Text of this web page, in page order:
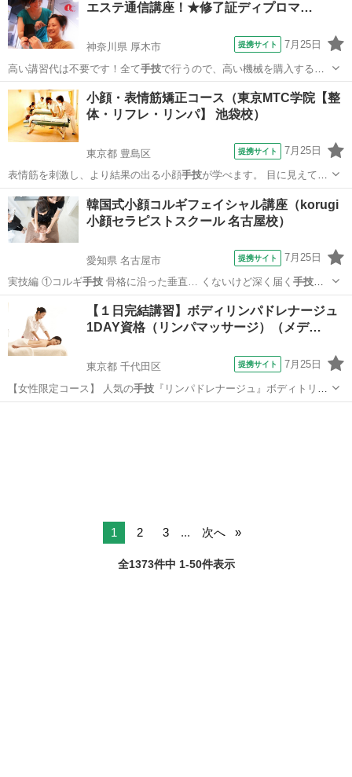
躍できる理論等がトータルに学べます！...
エステ通信講座！★修了証ディプロマ…
神奈川県 厚木市 提携サイト 7月25日
高い講習代は不要です！全て手技で行うので、高い機械を購入する必
要は一…
神奈川 厚木市 エステ
小顔・表情筋矯正コース（東京MTC学院【整
体・リフレ・リンパ】 池袋校）
東京都 豊島区 提携サイト 7月25日
表情筋を刺激し、より結果の出る小顔手技が学べます。 目に見えて差
が出る「リフ…
東京 豊島区 マッサージ
韓国式小顔コルギフェイシャル講座（korugi
小顔セラピストスクール 名古屋校）
愛知県 名古屋市 提携サイト 7月25日
実技編 ①コルギ手技骨格に沿った垂直… くないけど深く届く 手技
指・関節・手根な…
名古屋市 エステ
【１日完結講習】ボディリンパドレナージュ
1DAY資格（リンパマッサージ）（メデ…
東京都 千代田区 提携サイト 7月25日
【女性限定コース】 人気の手技『リンパドレナージュ』ボディトリー
トメ…
1 2 3 ... 次へ
全1373件中 1-50件表示